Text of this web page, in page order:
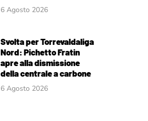
6 Agosto 2026
Svolta per Torrevaldaliga
Nord: Pichetto Fratin
apre alla dismissione
della centrale a carbone
6 Agosto 2026